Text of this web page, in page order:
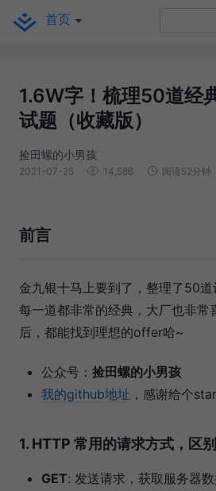
首页
1.6W字！梳理50道经
试题（收藏版）
捡田螺的小男孩
2021-07-25 14,586 阅读52分钟
前言
金九银十马上要到了，整理了50道
每一道都非常的经典，大厂也非常
后，都能找到理想的offer哈~
公众号： 捡田螺的小男孩
我的github地址 ，感谢给个star
1. HTTP 常用的请求方式，区
GET: 发送请求，获取服务器